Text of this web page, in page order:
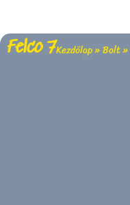
Felco 7Kezdőlap»Bolt»